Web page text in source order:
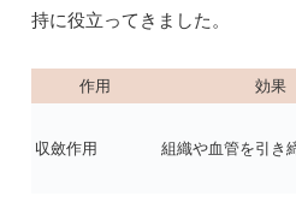
持に役立ってきました。
作用 効果
収斂作用 組織や血管を引き